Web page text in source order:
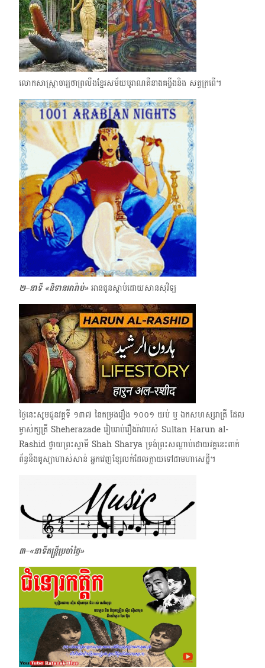
លោកសាស្រ្តាចារ្យថាព្រលឹងខ្មែរសម័យបូរាណគឺនាងគង្ហីងនិង សត្វក្រពើ។
២–នាទី «និទានអារ៉ាប់»អានជូនស្ដាប់ដោយ​សាន​សុវិទ្យ
ថ្ងៃនេះសូមជូនវគ្គទី ១៣៧ ​នៃកម្រងរឿង​ ១០០១ ​យប់​ ឬ ឯកសហស្សរាត្រី ដែល
ម្ចាស់ក្សត្រី Sheherazade រៀបរាប់រឿងរ៉ាវរបស់ Sultan Harun al-
Rashid ថ្វាយព្រះស្វាមី Shah Sharya ទ្រង់ព្រះសណ្ដាប់ដោយវគ្គនេះពាក់
ព័ន្ធនឹងគូស្យា​ហាស់សាន់ អ្នកវេញខ្សែលក់ដែលក្លាយទៅជាមហាសេដ្ឋី។
៣–«នាទីតន្ត្រីប្រចាំថ្ងៃ»